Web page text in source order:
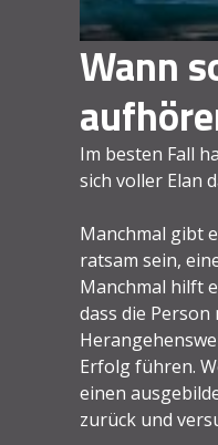
Wann
Im besten Fall
sich voller Elan
Manchmal gibt
ratsam sein,
Manchmal hilft
dass die
Erfolg führen.
einen
zurück und